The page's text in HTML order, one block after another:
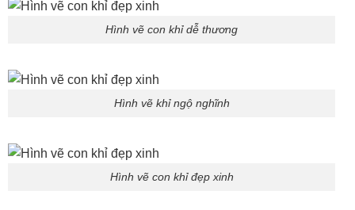
Hình vẽ con khỉ dễ thương
Hình vẽ khỉ ngộ nghĩnh
Hình vẽ con khỉ đẹp xinh